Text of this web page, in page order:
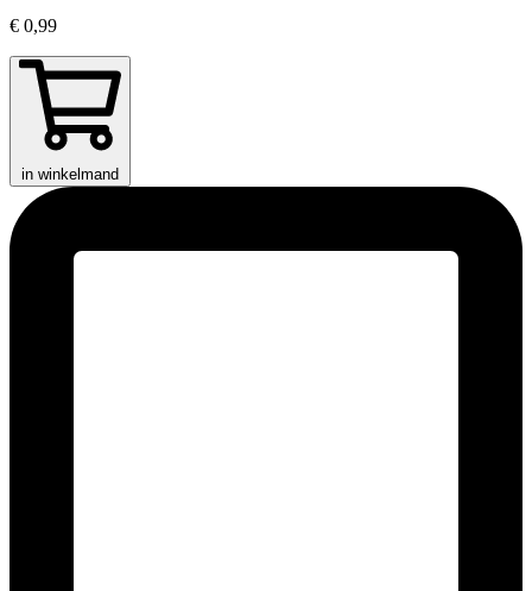
€ 0,99
in winkelmand